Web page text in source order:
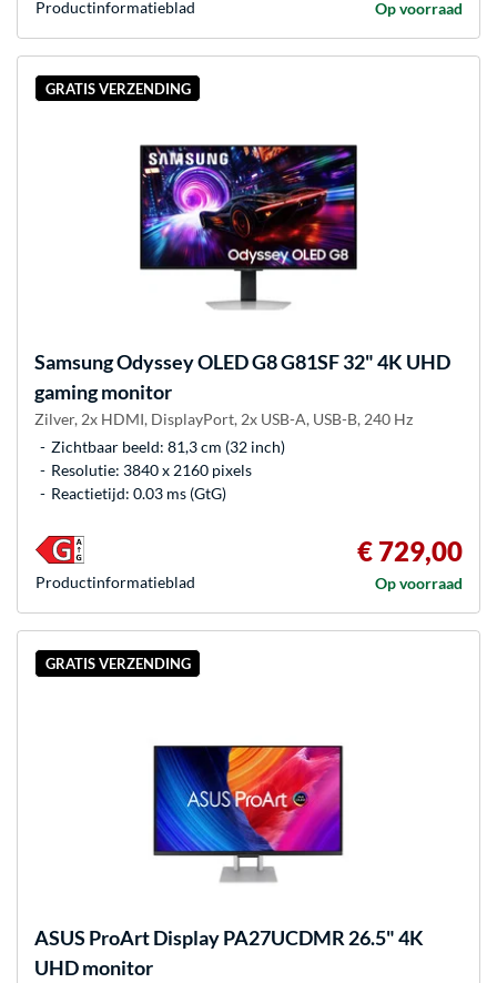
Op voorraad
Product­informatieblad
GRATIS VERZENDING
SamsungOdyssey OLED G8 G81SF 32" 4K UHD
gaming monitor
Zilver, 2x HDMI, DisplayPort, 2x USB-A, USB-B, 240 Hz
Zichtbaar beeld: 81,3 cm (32 inch)
Resolutie: 3840 x 2160 pixels
Reactietijd: 0.03 ms (GtG)
€ 729,00
Op voorraad
Product­informatieblad
GRATIS VERZENDING
ASUS ProArt Display PA27UCDMR 26.5" 4K
UHD monitor